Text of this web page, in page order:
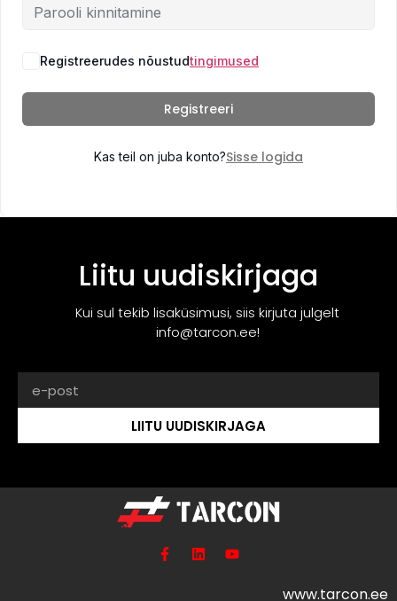
Registreerudes nõustudtingimused
Registreeri
Kas teil on juba konto?Sisse logida
Liitu uudiskirjaga
Kui sul tekib lisaküsimusi, siis kirjuta julgelt
info@tarcon.ee!
LIITU UUDISKIRJAGA
www.tarcon.ee